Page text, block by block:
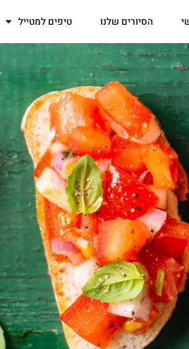
הסיורים שלנו טיפים למטייל